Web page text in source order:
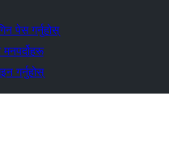
पेस गर्नुहोस्
मनपर्दोहरू
गर्नुहोस्